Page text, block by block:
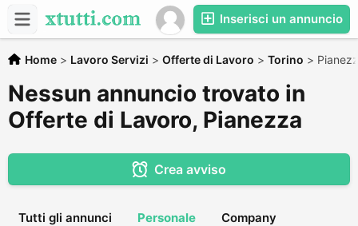
Inserisci un annuncio
Home > Lavoro Servizi > Offerte di Lavoro > Torino >
Nessun annuncio trovato in
Offerte di Lavoro, Pianezza
Crea avviso
Tutti gli annunci Personale Company